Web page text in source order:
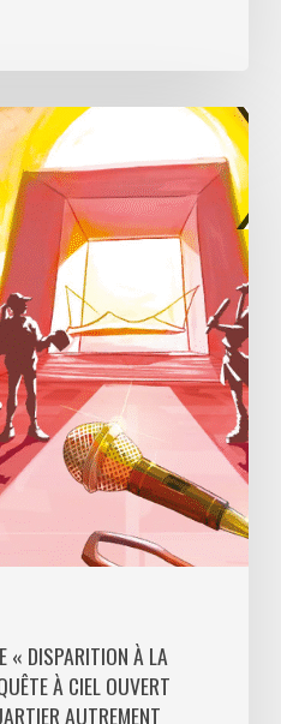
« DISPARITION À LA
À CIEL OUVERT
AUTREMENT